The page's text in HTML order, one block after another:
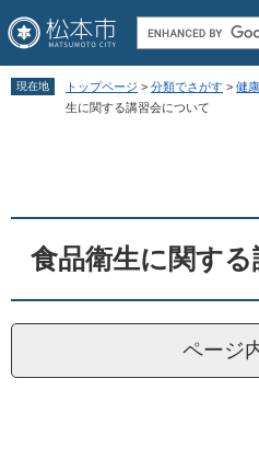
ペ
す
。
メ
し
て
現在地 トップページ > 分類でさがす > 健
生に関する講習会について
食品衛生に関す
ページ